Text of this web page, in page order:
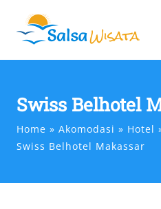
content
Swiss Belhotel
Home Akomodasi Hotel
Swiss Belhotel Makassar